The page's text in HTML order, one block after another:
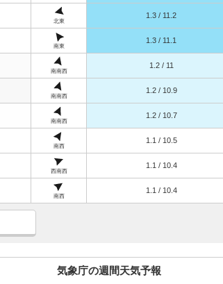
北東
1.3 / 11.2
南東
1.3 / 11.1
南南西
1.2 / 11
南南西
1.2 / 10.9
南南西
1.2 / 10.7
南西
1.1 / 10.5
西南西
1.1 / 10.4
南西
1.1 / 10.4
気象庁の週間天気予報